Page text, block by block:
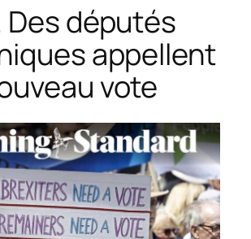
Des députés
appellent
vote